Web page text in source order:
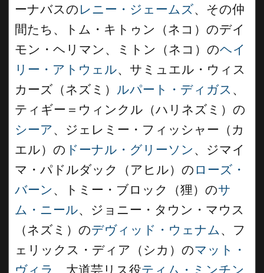
ーナバスの レニー・ジェームズ、その仲
間たち、トム・キトゥン（ネコ）のデイ
モン・ヘリマン、ミトン（ネコ）のヘイ
リー・アトウェル、サミュエル・ウィス
カーズ（ネズミ） ルパート・ディガス 、
ティギー＝ウィンクル（ハリネズミ）の
シーア、ジェレミー・フィッシャー（カ
エル）の ドーナル・グリーソン 、ジマイ
マ・パドルダック（アヒル）の ローズ・
バーン 、トミー・ブロック（狸）のサ
ム・ニール、ジョニー・タウン・マウス
（ネズミ）のデヴィッド・ウェナム、フ
ェリックス・ディア（シカ）のマット・
ヴィラ
、大道芸リス役ティム・ミンチン